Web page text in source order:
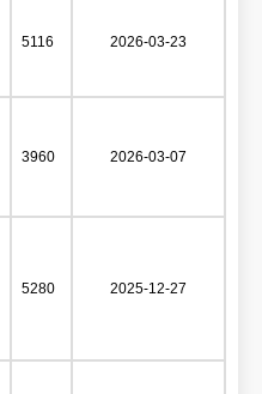
5116 2026-03-23
3960 2026-03-07
5280 2025-12-27